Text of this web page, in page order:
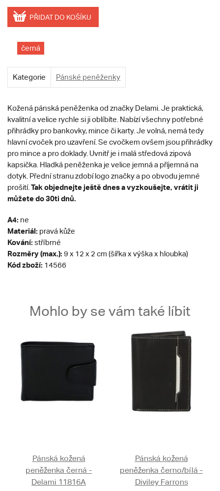
PŘIDAT DO KOŠÍKU
černá
Kategorie Pánské peněženky
Kožená pánská peněženka od značky Delami. Je praktická,
kvalitní a velice rychle si ji oblíbíte. Nabízí všechny potřebné
přihrádky pro bankovky, mince či karty. Je volná, nemá tedy
hlavní cvoček pro uzavření. Se cvočkem ovšem jsou přihrádky
pro mince a pro doklady. Uvnitř je i malá středová zipová
kapsička. Hladká peněženka je velice jemná a příjemná na
dotyk. Přední stranu zdobí logo značky a po obvodu jemné
prošití. Tak objednejte ještě dnes a vyzkoušejte, vrátit ji
můžete do 30ti dnů.
A4: ne
Materiál: pravá kůže
Kování: stříbrné
Rozměry (max.): 9 x 12 x 2 cm (šířka x výška x hloubka)
Kód zboží: 14566
Mohlo by se vám také líbit
Pánská kožená
peněženka černá -
Delami 11816A
Pánská kožená
peněženka černo/bílá -
Diviley Farrons